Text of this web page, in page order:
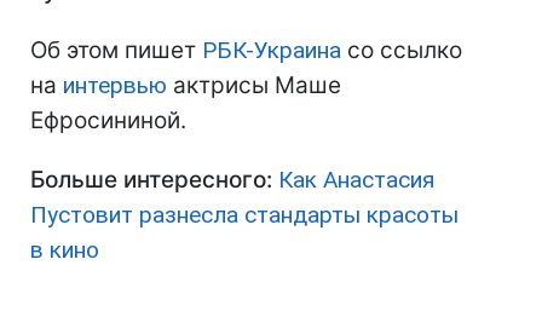
Об этом пишет РБК-Украина со ссылко
на интервью актрисы Маше
Ефросининой.
Больше интересного: Как Анастасия
Пустовит разнесла стандарты красоты
в кино